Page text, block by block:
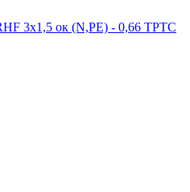
3х1,5 ок (N,PE) - 0,66 ТРТС